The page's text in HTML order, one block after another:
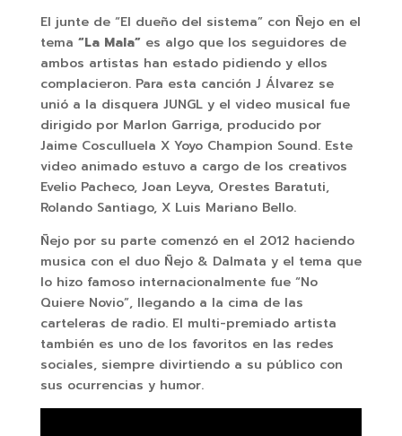
El junte de “El dueño del sistema” con Ñejo en el
tema “La Mala”es algo que los seguidores de
ambos artistas han estado pidiendo y ellos
complacieron. Para esta canción J Álvarez se
unió a la disquera JUNGL y el video musical fue
dirigido por Marlon Garriga, producido por
Jaime Cosculluela X Yoyo Champion Sound. Este
video animado estuvo a cargo de los creativos
Evelio Pacheco, Joan Leyva, Orestes Baratuti,
Rolando Santiago, X Luis Mariano Bello.
Ñejo por su parte comenzó en el 2012 haciendo
musica con el duo Ñejo & Dalmata y el tema que
lo hizo famoso internacionalmente fue “No
Quiere Novio”, llegando a la cima de las
carteleras de radio. El multi-premiado artista
también es uno de los favoritos en las redes
sociales, siempre divirtiendo a su público con
sus ocurrencias y humor.